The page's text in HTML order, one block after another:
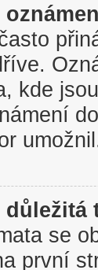
kde
se
první